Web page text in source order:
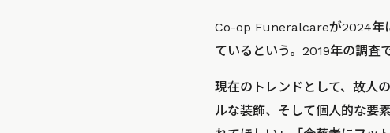
Co-op Funeralcareが2024年
ているという。2019年の調査
現在のトレンドとして、故人
ルな装飾、そして個人的な要